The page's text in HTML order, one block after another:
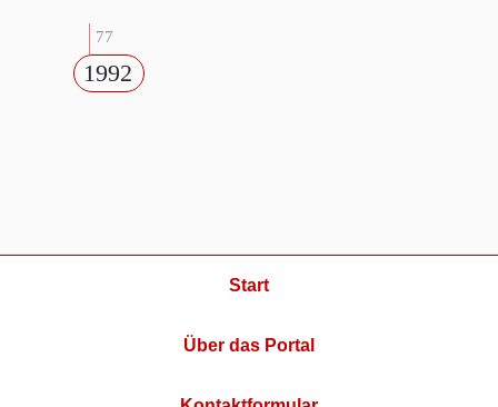
77
1992
Start
Über das Portal